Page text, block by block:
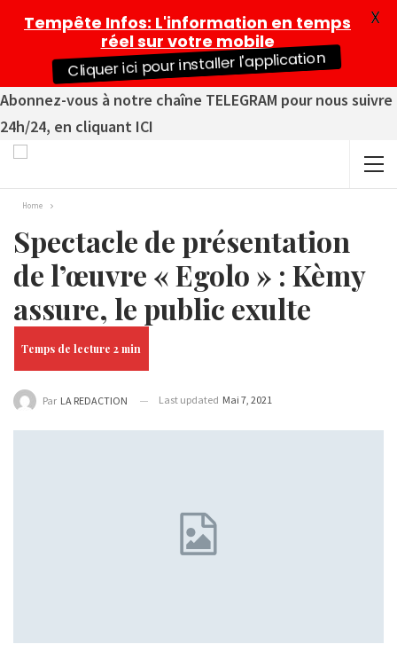
Abonnez-vous à notre chaîne TELEGRAM pour nous suivre
24h/24, en cliquant ICI
Home
Spectacle de présentation
de l’œuvre « Egolo » : Kèmy
assure, le public exulte
Par LA REDACTION Last updated Mai 7, 2021
Tempête Infos: L'information en temps
réel sur votre mobile
Cliquer ici pour installer l'application
X